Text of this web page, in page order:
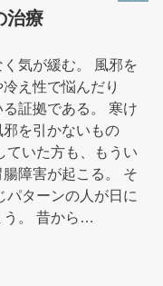
治療
気が緩む。 風邪を
え性で悩んだり
証拠である。 寒け
を引かないもの
ていた方も、もうい
障害が起こる。 そ
パターンの人が日に
う。 昔から…